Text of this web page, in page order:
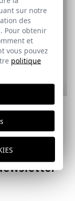
NAUTIQUE |
€
42 43 44 45 46
sur notre
des
Pour obtenir
et
vous pouvez
politique